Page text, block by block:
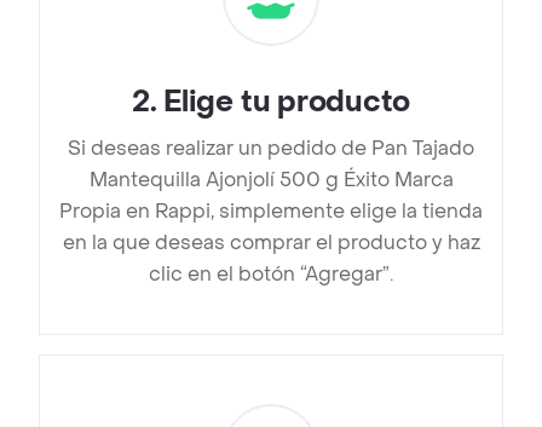
2. Elige tu producto
Si deseas realizar un pedido de Pan Tajado
Mantequilla Ajonjolí 500 g Éxito Marca
Propia en Rappi, simplemente elige la tienda
en la que deseas comprar el producto y haz
clic en el botón “Agregar”.